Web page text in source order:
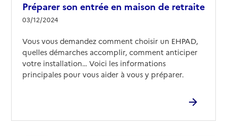
Préparer son entrée en maison de retraite
03/12/2024
Vous vous demandez comment choisir un EHPAD,
quelles démarches accomplir, comment anticiper
votre installation… Voici les informations
principales pour vous aider à vous y préparer.